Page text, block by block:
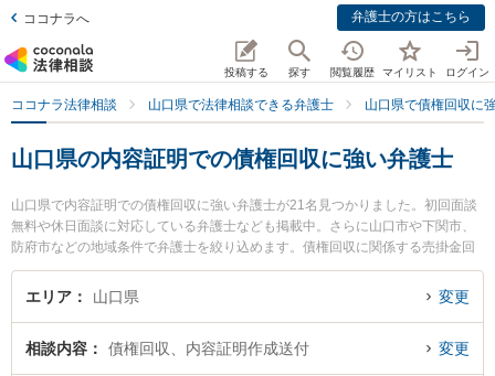
ココナラへ 弁護士の方はこちら
投稿する 探す 閲覧履歴 マイリスト ログイン
ココナラ法律相談 山口県で法律相談できる弁護士 山口県で債権回収に
山口県の内容証明での債権回収に強い弁護士
山口県で内容証明での債権回収に強い弁護士が21名見つかりました。初回面談
無料や休日面談に対応している弁護士なども掲載中。さらに山口市や下関市、
防府市などの地域条件で弁護士を絞り込めます。債権回収に関係する売掛金回
収や債権回収代行、債権の時効中断等の細かな分野での絞り込み検索もでき便
利です。特にミチシルベ法律事務所の川上 弘達弁護士やせとうち総合法律事務
した内容証明での債権回収のトラブルを今すぐに弁護士に相談したい』『内容
証明での債権回収のトラブル解決の実績豊富な近くの弁護士を検索したい』
エリア 山口県 変更
相談内容 債権回収、内容証明作成送付 変更